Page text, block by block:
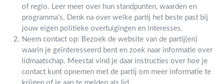
of regio. Leer meer over hun standpunten, waarden en
programma’s. Denk na over welke partij het beste past bij
jouw eigen politieke overtuigingen en interesses.
Neem contact op: Bezoek de website van de partij(en)
waarin je geïnteresseerd bent en zoek naar informatie over
lidmaatschap. Meestal vind je daar instructies over hoe je
contact kunt opnemen met de partij om meer informatie te